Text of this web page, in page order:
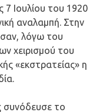
7 Ιουλίου του 1920
αναλαμπή. Στην
λόγω του
χειρισμού του
«εκστρατείας» η
συνόδευσε το